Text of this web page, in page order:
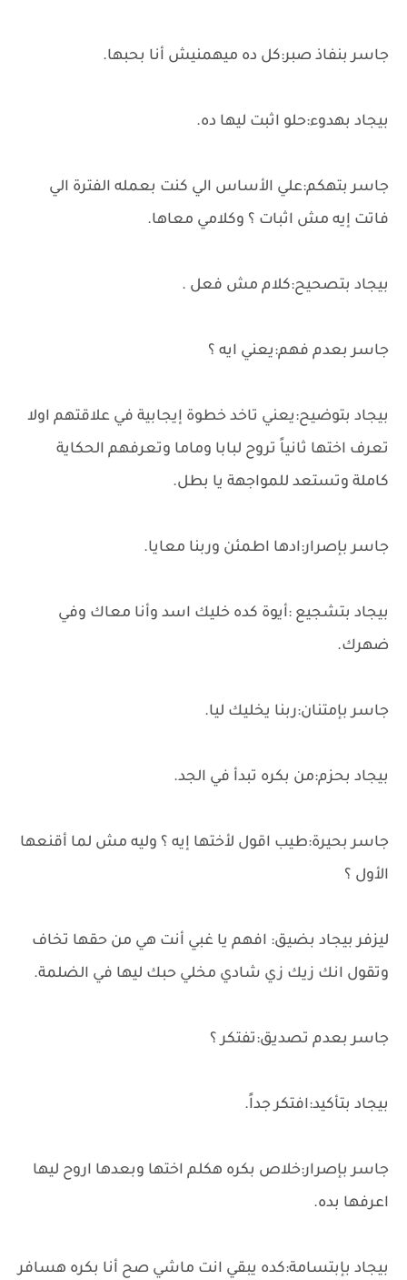
جاسر بنفاذ صبر:كل ده ميهمنيش أنا بحبها.
بيجاد بهدوء:حلو اثبت ليها ده.
جاسر بتهكم:علي الأساس الي كنت بعمله الفترة الي
فاتت إيه مش اثبات ؟ وكلامي معاها.
بيجاد بتصحيح:كلام مش فعل .
جاسر بعدم فهم:يعني ايه ؟
بيجاد بتوضيح:يعني تاخد خطوة إيجابية في علاقتهم اولا
تعرف اختها ثانياً تروح لبابا وماما وتعرفهم الحكاية
كاملة وتستعد للمواجهة يا بطل.
جاسر بإصرار:ادها اطمئن وربنا معايا.
بيجاد بتشجيع :أيوة كده خليك اسد وأنا معاك وفي
ضهرك.
جاسر بإمتنان:ربنا يخليك ليا.
بيجاد بحزم:من بكره تبدأ في الجد.
جاسر بحيرة:طيب اقول لأختها إيه ؟ وليه مش لما أقنعها
الأول ؟
ليزفر بيجاد بضيق: افهم يا غبي أنت هي من حقها تخاف
وتقول انك زيك زي شادي مخلي حبك ليها في الضلمة.
جاسر بعدم تصديق:تفتكر ؟
بيجاد بتأكيد:افتكر جداً.
جاسر بإصرار:خلاص بكره هكلم اختها وبعدها اروح ليها
اعرفها بده.
بيجاد بإبتسامة:كده يبقي انت ماشي صح أنا بكره هسافر